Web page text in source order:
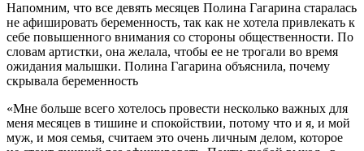
Напомним, что все девять месяцев Полина Гагарина старалась
не афишировать беременность, так как не хотела привлекать к
себе повышенного внимания со стороны общественности. По
словам артистки, она желала, чтобы ее не трогали во время
ожидания малышки. Полина Гагарина объяснила, почему
скрывала беременность
«Мне больше всего хотелось провести несколько важных для
меня месяцев в тишине и спокойствии, потому что и я, и мой
муж, и моя семья, считаем это очень личным делом, которое